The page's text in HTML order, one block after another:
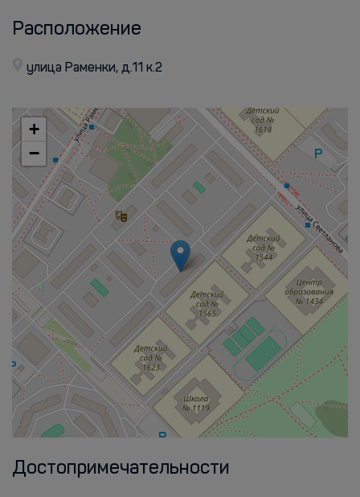
Расположение
улица Раменки, д.11 к.2
+
−
Достопримечательности